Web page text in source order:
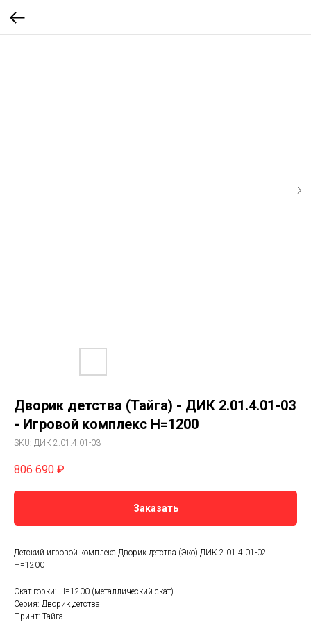
Дворик детства (Тайга) - ДИК 2.01.4.01-03
- Игровой комплекс H=1200
SKU: ДИК 2.01.4.01-03
806 690 ₽
Заказать
Детский игровой комплекс Дворик детства (Эко) ДИК 2.01.4.01-02
H=1200
Скат горки: H=1200 (металлический скат)
Серия: Дворик детства
Принт: Тайга